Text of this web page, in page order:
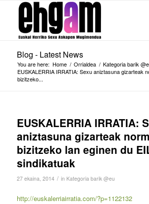
Blog - Latest News
You are here: Home / Orrialdea / Kategoria barik
EUSKALERRIA IRRATIA: Sexu aniztasuna gizarteak
bizitzeko...
EUSKALERRIA IRRATIA:
aniztasuna gizarteak
bizitzeko lan eginen du
sindikatuak
27 ekaina, 2014 / in Kategoria barik @eu
http://euskalerriairratia.com/?p=1122132